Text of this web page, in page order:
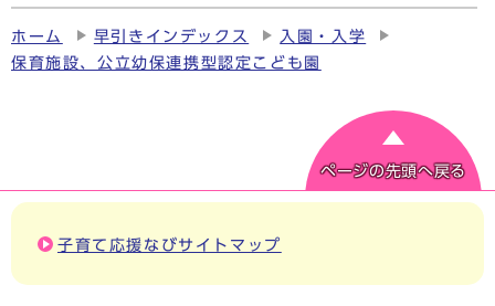
ホーム 早引きインデックス
入園・入学
保育施設、公立幼保連携型認定こども園
ページの先頭へ戻る
子育て応援なびサイトマップ